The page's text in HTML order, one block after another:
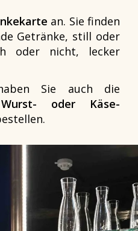
an. Sie finden
Getränke, still oder
oder nicht, lecker
Sie auch die
Wurst- oder Käse-